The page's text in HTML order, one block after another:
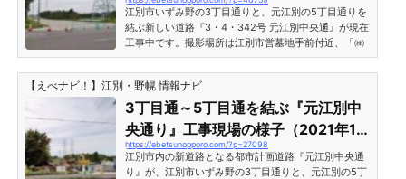
現在［江別市いずみ野・対雁］
江別市いずみ野の3丁目通りと、元江別の5丁目通りを
結ぶ新しい道路『3・4・342号 元江別中央通』が現在
工事中です。撮影場所は江別市営墓地手前付近、「㈱
鏑城石材建築（アイスの城）」さんの北側です。2024
年6月現在、工事はどうなっているのかを見に行って
きました。3丁目通～5丁目通の新道路『元江別中央
通』工事の様子 2024年6月23日現在［江別市いずみ
野・対雁］新道路「元江別中央通」と、3丁目通りの
交差点部分。道路はだいぶ出来ており、ほぼ完成間近
のようにも見えます。 道路のアスファルトは奥の方か
ら進んでいるよう...
【えべナビ！】江別・野幌 情報ナビ
3丁目通～5丁目通を結ぶ『元江別中
央通り』工事現場の様子（2021年10
月1日現在）
https://ebetsunopporo.com/?p=27098
江別市内の新道路となる都市計画道路『元江別中央通
り』が、江別市いずみ野の3丁目通りと、元江別の5丁